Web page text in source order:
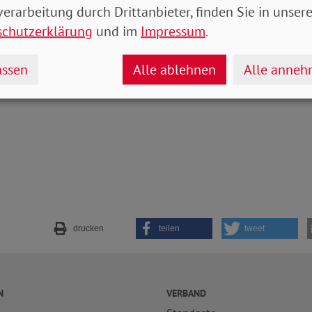
Und das macht resilient sowohl gegen Krisen,
so Engelmeier.
Zernechel
drucken teilen tweet
VERBAND
durch Drittanbieter, finden Sie in
und im Impressum.
Alle ablehnen Alle